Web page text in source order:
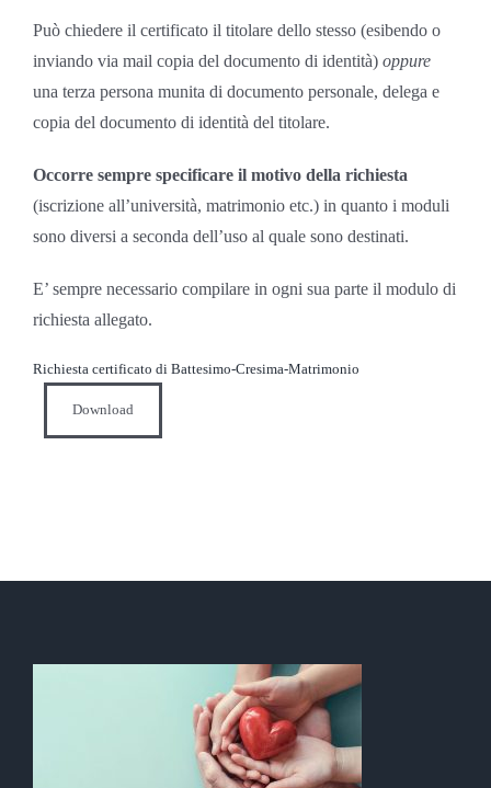
Può chiedere il certificato il titolare dello stesso (esibendo o
inviando via mail copia del documento di identità) oppure
una terza persona munita di documento personale, delega e
copia del documento di identità del titolare.
Occorre sempre specificare il motivo della richiesta
(iscrizione all’università, matrimonio etc.) in quanto i moduli
sono diversi a seconda dell’uso al quale sono destinati.
E’ sempre necessario compilare in ogni sua parte il modulo di
richiesta allegato.
Richiesta certificato di Battesimo-Cresima-Matrimonio
Download